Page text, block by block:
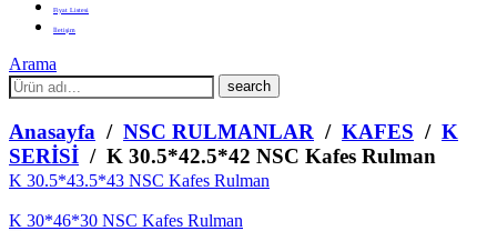
Fiyat Listesi
İletişim
Arama
What
are
you
looking
for?
Anasayfa / NSC RULMANLAR / KAFES / K
SERİSİ / K 30.5*42.5*42 NSC Kafes Rulman
K 30.5*43.5*43 NSC Kafes Rulman
K 30*46*30 NSC Kafes Rulman